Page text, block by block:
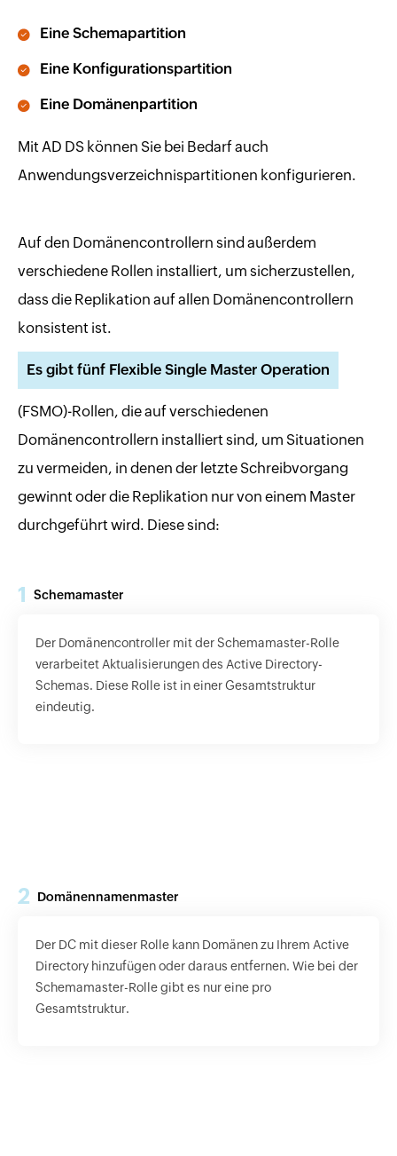
Eine Schemapartition
Eine Konfigurationspartition
Eine Domänenpartition
Mit AD DS können Sie bei Bedarf auch
Anwendungsverzeichnispartitionen konfigurieren.
Auf den Domänencontrollern sind außerdem
verschiedene Rollen installiert, um sicherzustellen,
dass die Replikation auf allen Domänencontrollern
konsistent ist.
Es gibt fünf Flexible Single Master Operation
(FSMO)-Rollen, die auf verschiedenen
Domänencontrollern installiert sind, um Situationen
zu vermeiden, in denen der letzte Schreibvorgang
gewinnt oder die Replikation nur von einem Master
durchgeführt wird. Diese sind:
1 Schemamaster
Der Domänencontroller mit der Schemamaster-Rolle
verarbeitet Aktualisierungen des Active Directory-
Schemas. Diese Rolle ist in einer Gesamtstruktur
eindeutig.
2 Domänennamenmaster
Der DC mit dieser Rolle kann Domänen zu Ihrem Active
Directory hinzufügen oder daraus entfernen. Wie bei der
Schemamaster-Rolle gibt es nur eine pro
Gesamtstruktur.